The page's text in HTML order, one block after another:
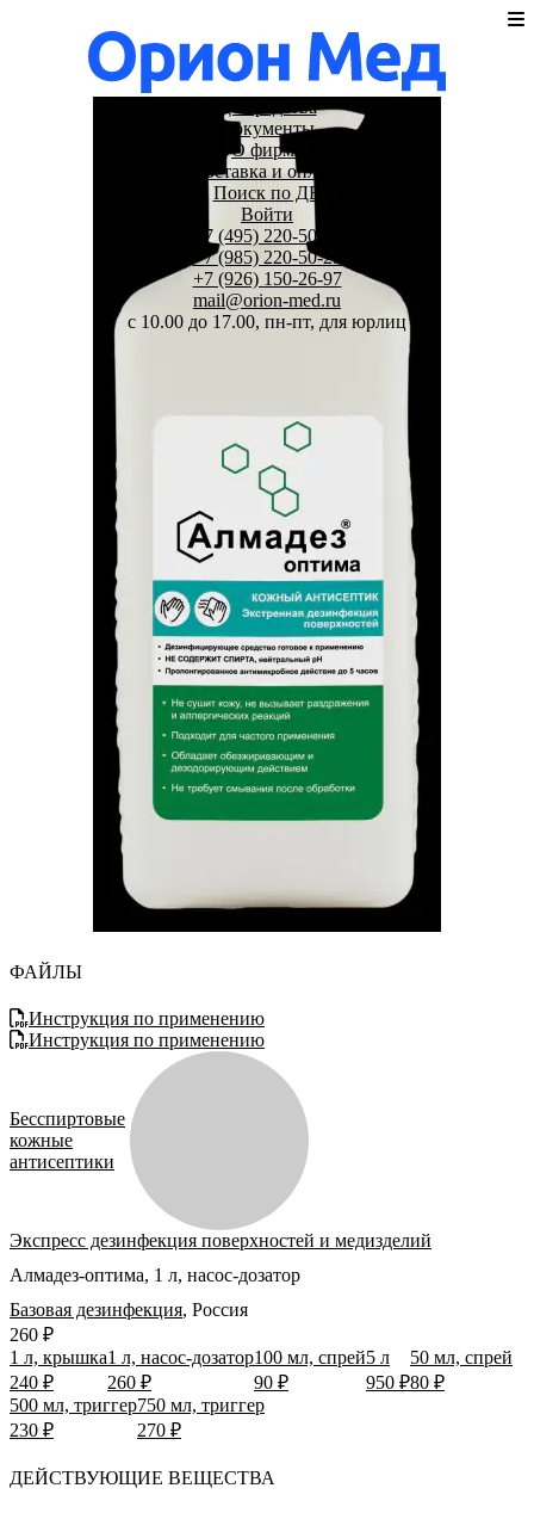
Дезсредства
Документы
О фирме
Доставка и оплата
Поиск по ДВ
Войти
+7 (495) 220-50-25
+7 (985) 220-50-25
+7 (926) 150-26-97
mail@orion-med.ru
c 10.00 до 17.00, пн-пт, для юрлиц
ФАЙЛЫ
Инструкция по применению
Инструкция по применению
Бесспиртовые
кожные
антисептики
Экспресс дезинфекция поверхностей и медизделий
Алмадез-оптима, 1 л, насос-дозатор
Базовая дезинфекция, Россия
1 л, крышка
240 ₽
1 л, насос-дозатор
260 ₽
100 мл, спрей
90 ₽
5 л
950 ₽
50 мл, спрей
80 ₽
500 мл, триггер
230 ₽
750 мл, триггер
270 ₽
ДЕЙСТВУЮЩИЕ ВЕЩЕСТВА
260 ₽